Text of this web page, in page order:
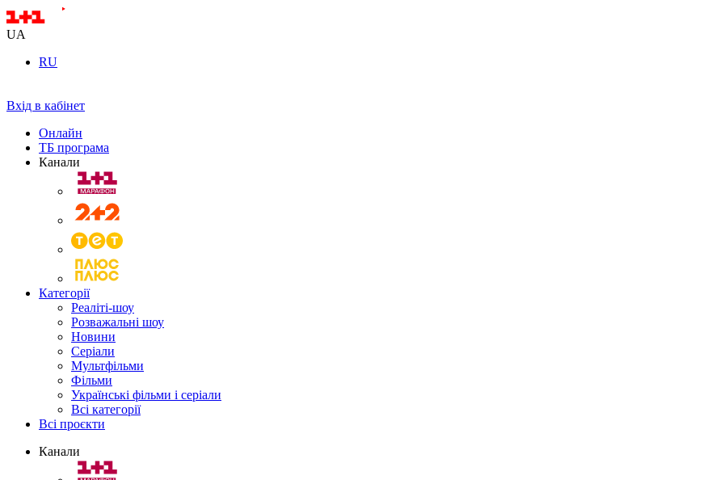
UA
RU
Вхід в кабінет
Онлайн
ТБ програма
Канали
Категорії
Реаліті-шоу
Розважальні шоу
Новини
Серіали
Мультфільми
Фільми
Українські фільми і серіали
Всі категорії
Всі проєкти
Канали